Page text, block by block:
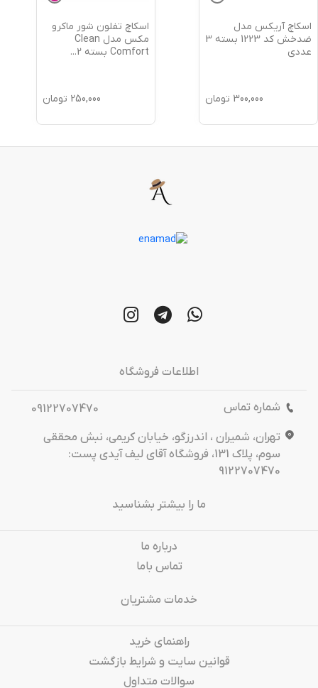
اسکاچ آریکس مدل
ضدخش کد 1223 بسته 3
عددی
300,000 تومان
اسکاچ تفلون شور ماکرو
مکس مدل Clean
Comfort بسته 2
...
250,000 تومان
اطلاعات فروشگاه
شماره تماس
09122707470
تهران، شمیران ، اندرزگو، خیابان کریمی، نبش محققی
سوم، پلاک 131، فروشگاه آقای لیف آیدی پست:
9122707470
ما را بیشتر بشناسید
درباره‌ ما
تماس باما
خدمات مشتریان
راهنمای خرید
قوانین سایت و شرایط بازگشت
سوالات متداول